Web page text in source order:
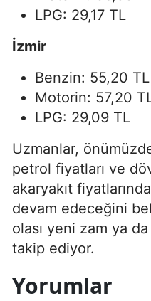
LPG: 29,17 TL
İzmir
Benzin: 55,20 TL
Motorin: 57,20
LPG: 29,09 TL
Uzmanlar,
petrol fiyatları ve
akaryakıt
devam edeceğini
olası yeni zam ya
takip ediyor.
Yorumlar